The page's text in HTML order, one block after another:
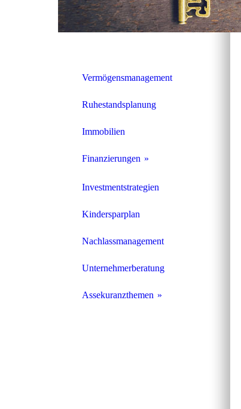
Vermögensmanagement
Ruhestandsplanung
Immobilien
Finanzierungen
Baufinanzierung
Investmentstrategien
Kindersparplan
Nachlassmanagement
Unternehmerberatung
Assekuranzthemen